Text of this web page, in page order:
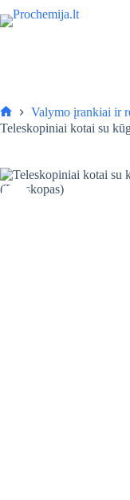
to
Pagrindinis
Valymo įrankiai ir
Teleskopiniai kotai su